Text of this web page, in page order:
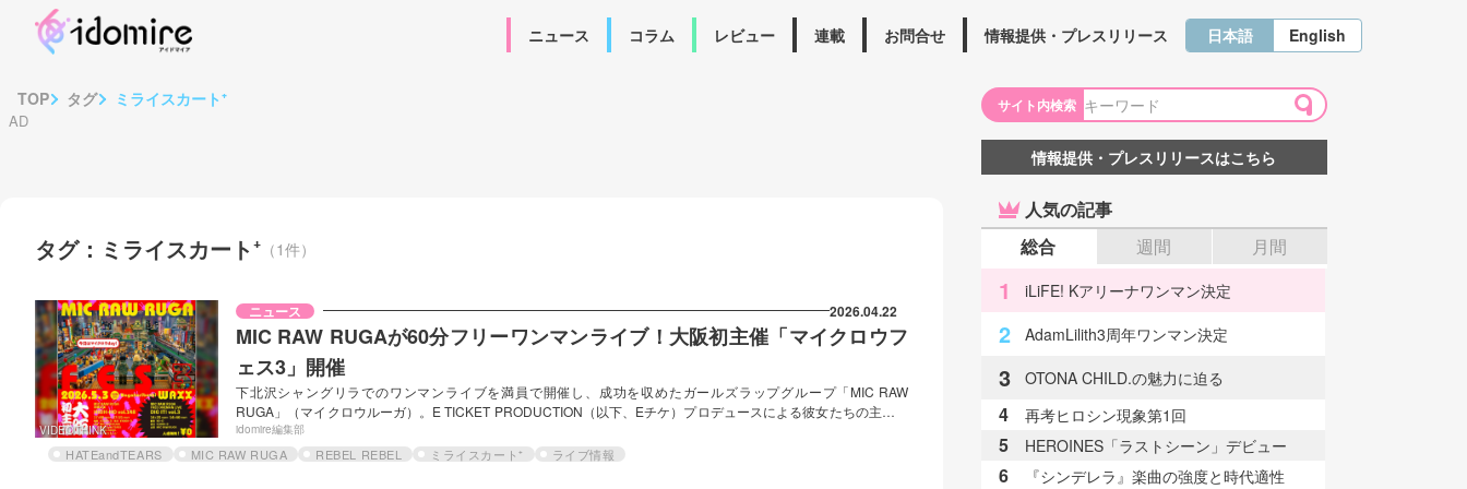
ニュース コラム レビュー 連載 お問合せ 情報提供・プレスリリース 日本語 English
TOP タグ ミライスカート⁺
タグ：ミライスカート⁺ （1件）
VIDEOTHINK
ニュース 2026.04.22
MIC RAW RUGAが60分フリーワンマンライブ！大阪初主催「マイクロウフ
ェス3」開催
下北沢シャングリラでのワンマンライブを満員で開催し、成功を収めたガールズラップグループ「MIC RAW
RUGA」（マイクロウルーガ）。E TICKET PRODUCTION（以下、Eチケ）プロデュースによる彼女たちの主催イ
ベント「MIC RAW RUGA FES 3」が、5/3(日祝)に開催される。終日同じライブハウスでMIC RAW RUGAが出演す
るライブが行われる同企画だが、今回は初の大阪での開催となる。 まず昼に行われるのは、MIC RAW RUGAの入
idomire編集部
HATEandTEARS MIC RAW RUGA REBEL REBEL ミライスカート⁺ ライブ情報
サイト内検索
情報提供・プレスリリースはこちら
人気の記事
総合
週間 月間
1 iLiFE! Kアリーナワンマン決定
2 AdamLilith3周年ワンマン決定
3 OTONA CHILD.の魅力に迫る
4 再考ヒロシン現象第1回
5 HEROINES「ラストシーン」デビュー
6 『シンデレラ』楽曲の強度と時代適性